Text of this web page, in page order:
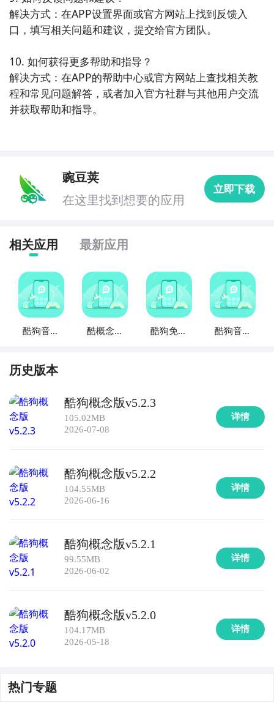
10. 《腾讯视频》- 腾讯视频是一款知名的在线视频播放
用户可以尽情畅享各种精彩的影视内容。
解决方式：在APP设置界面或官方网站上找到反馈入
口，填写相关问题和建议，提交给官方团队。
10. 如何获得更多帮助和指导？
解决方式：在APP的帮助中心或官方网站上查找相关教
程和常见问题解答，或者加入官方社群与其他用户交流
并获取帮助和指导。
豌豆荚
在这里找到想要的应用
立即下载
相关应用 最新应用
酷狗音乐
酷概念跑
酷狗免费
酷狗音乐
历史版本
酷狗概念版v5.2.3
105.02MB
2026-07-08
详情
酷狗概念版v5.2.2
104.55MB
2026-06-16
详情
酷狗概念版v5.2.1
99.55MB
2026-06-02
详情
酷狗概念版v5.2.0
104.17MB
2026-05-18
详情
热门专题